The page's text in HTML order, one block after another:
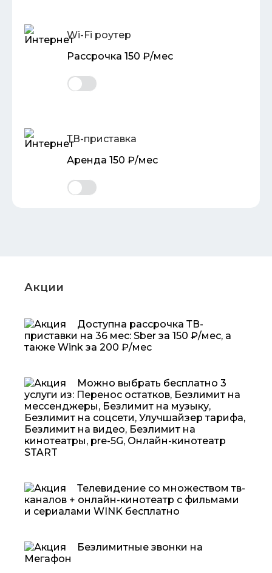
Wi-Fi роутер
Рассрочка 150 ₽/мес
ТВ-приставка
Аренда 150 ₽/мес
Акции
Доступна рассрочка ТВ-
приставки на 36 мес: Sber за 150 ₽/мес, а
также Wink за 200 ₽/мес
Можно выбрать бесплатно 3
услуги из: Перенос остатков, Безлимит на
мессенджеры, Безлимит на музыку,
Безлимит на соцсети, Улучшайзер тарифа,
Безлимит на видео, Безлимит на
кинотеатры, pre-5G, Онлайн-кинотеатр
START
Телевидение со множеством тв-
каналов + онлайн-кинотеатр с фильмами
и сериалами WINK бесплатно
Безлимитные звонки на
Мегафон